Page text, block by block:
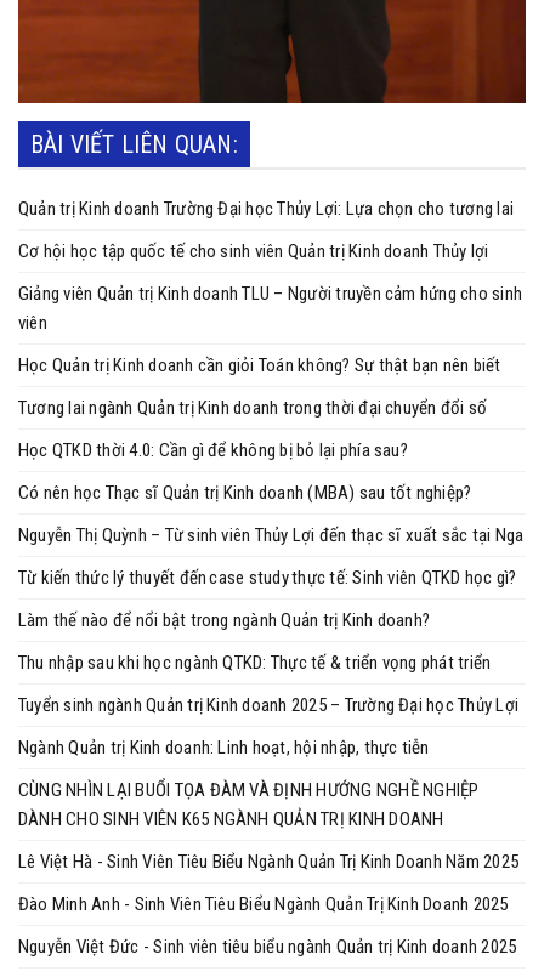
BÀI VIẾT LIÊN QUAN:
Quản trị Kinh doanh Trường Đại học Thủy Lợi: Lựa chọn cho tương lai
Cơ hội học tập quốc tế cho sinh viên Quản trị Kinh doanh Thủy lợi
Giảng viên Quản trị Kinh doanh TLU – Người truyền cảm hứng cho sinh
viên
Học Quản trị Kinh doanh cần giỏi Toán không? Sự thật bạn nên biết
Tương lai ngành Quản trị Kinh doanh trong thời đại chuyển đổi số
Học QTKD thời 4.0: Cần gì để không bị bỏ lại phía sau?
Có nên học Thạc sĩ Quản trị Kinh doanh (MBA) sau tốt nghiệp?
Nguyễn Thị Quỳnh – Từ sinh viên Thủy Lợi đến thạc sĩ xuất sắc tại Nga
Từ kiến thức lý thuyết đến case study thực tế: Sinh viên QTKD học gì?
Làm thế nào để nổi bật trong ngành Quản trị Kinh doanh?
Thu nhập sau khi học ngành QTKD: Thực tế & triển vọng phát triển
Tuyển sinh ngành Quản trị Kinh doanh 2025 – Trường Đại học Thủy Lợi
Ngành Quản trị Kinh doanh: Linh hoạt, hội nhập, thực tiễn
CÙNG NHÌN LẠI BUỔI TỌA ĐÀM VÀ ĐỊNH HƯỚNG NGHỀ NGHIỆP
DÀNH CHO SINH VIÊN K65 NGÀNH QUẢN TRỊ KINH DOANH
Lê Việt Hà - Sinh Viên Tiêu Biểu Ngành Quản Trị Kinh Doanh Năm 2025
Đào Minh Anh - Sinh Viên Tiêu Biểu Ngành Quản Trị Kinh Doanh 2025
Nguyễn Việt Đức - Sinh viên tiêu biểu ngành Quản trị Kinh doanh 2025